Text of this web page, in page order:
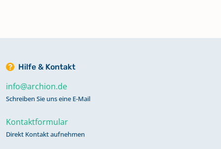
Hilfe & Kontakt
info@archion.de
Schreiben Sie uns eine E-Mail
Kontaktformular
Direkt Kontakt aufnehmen